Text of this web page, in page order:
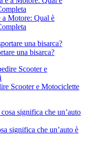
a Motore: Qual è
una bisarca?
Scooter e Motociclette
significa che un’auto è